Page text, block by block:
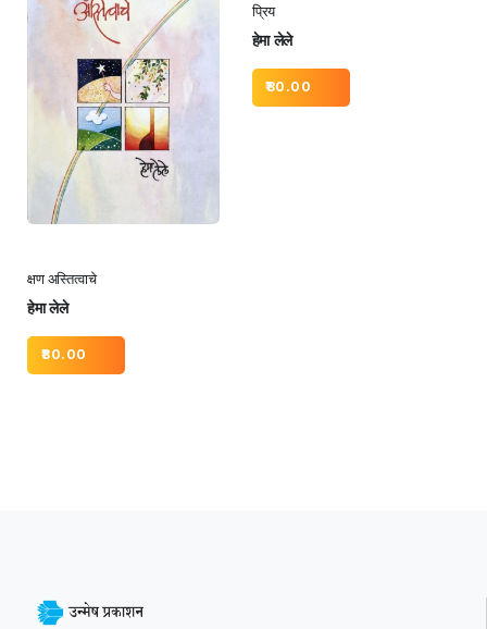
क्षण अस्तित्वाचे
हेमा लेले
80.00
प्रिय
हेमा लेले
80.00